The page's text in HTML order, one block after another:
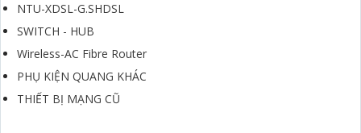
NTU-XDSL-G.SHDSL
SWITCH - HUB
Wireless-AC Fibre Router
PHỤ KIỆN QUANG KHÁC
THIẾT BỊ MẠNG CŨ